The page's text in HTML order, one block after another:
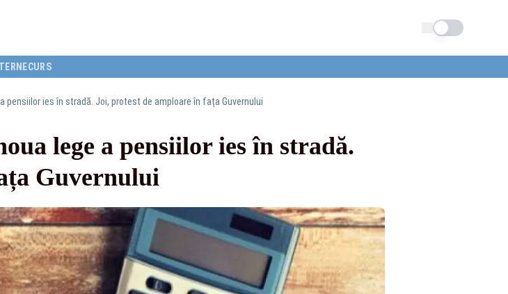
Schimba tema
CURS
pensiilor ies în stradă. Joi, protest de amploare în fața Guvernului
lege a pensiilor ies în stradă.
Guvernului